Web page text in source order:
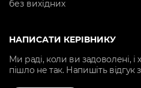
без вихідних
НАПИСАТИ КЕРІВНИКУ
Ми раді, коли ви задоволені,
пішло не так. Напишіть відгук